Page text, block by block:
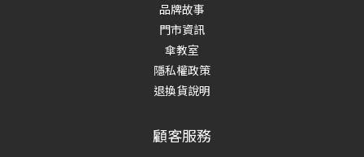
品牌故事
門市資訊
傘教室
隱私權政策
退換貨說明
顧客服務